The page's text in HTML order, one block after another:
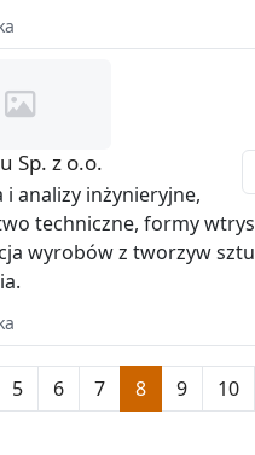
Sp. z o.o.
i analizy inżynieryjne,
techniczne, formy
wyrobów z tworzyw
5 6 7 8 9 10